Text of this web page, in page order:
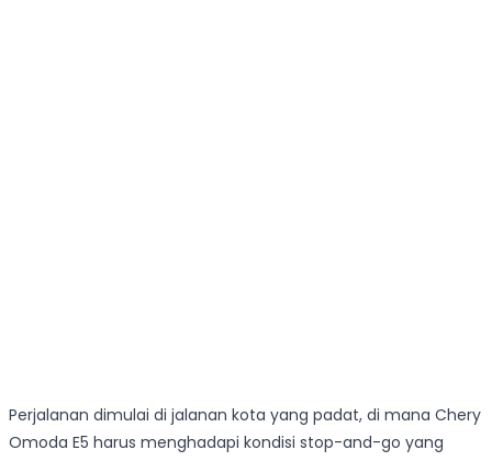
Perjalanan dimulai di jalanan kota yang padat, di mana Chery
Omoda E5 harus menghadapi kondisi stop-and-go yang